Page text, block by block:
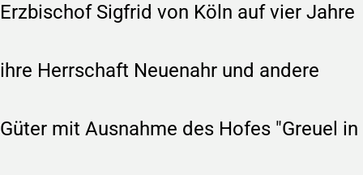
Erzbischof Sigfrid von Köln auf vier Jahre
ihre Herrschaft Neuenahr und andere
Güter mit Ausnahme des Hofes "Greuel in